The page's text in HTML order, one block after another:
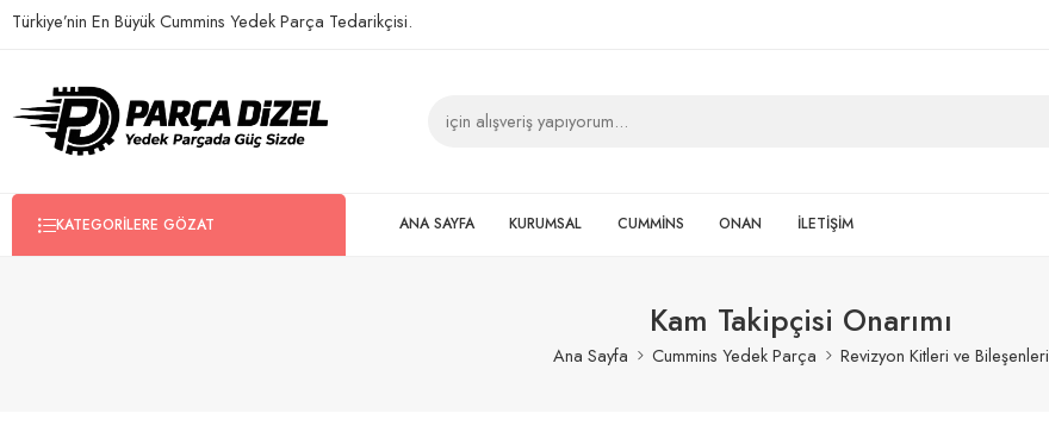
Türkiye’nin En Büyük Cummins Yedek Parça Tedarikçisi.
KATEGORILERE GÖZAT ANA SAYFA KURUMSAL CUMMİNS ONAN İLETİŞİM
Kam Takipçisi Onarımı
Ana Sayfa Cummins Yedek Parça Revizyon Kitleri ve Bileşenleri